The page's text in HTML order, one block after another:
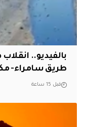
بالفيديو..
طريق سامراء-
قبل 15 ساعة